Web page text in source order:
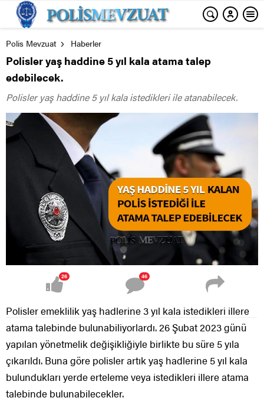
Polis Mevzuat Haberler
Polisler yaş haddine 5 yıl kala atama talep
edebilecek.
Polisler yaş haddine 5 yıl kala istedikleri ile atanabilecek.
26 46
Polisler emeklilik yaş hadlerine 3 yıl kala istedikleri illere
atama talebinde bulunabiliyorlardı. 26 Şubat 2023 günü
yapılan yönetmelik değişikliğiyle birlikte bu süre 5 yıla
çıkarıldı. Buna göre polisler artık yaş hadlerine 5 yıl kala
bulundukları yerde erteleme veya istedikleri illere atama
talebinde bulunabilecekler.